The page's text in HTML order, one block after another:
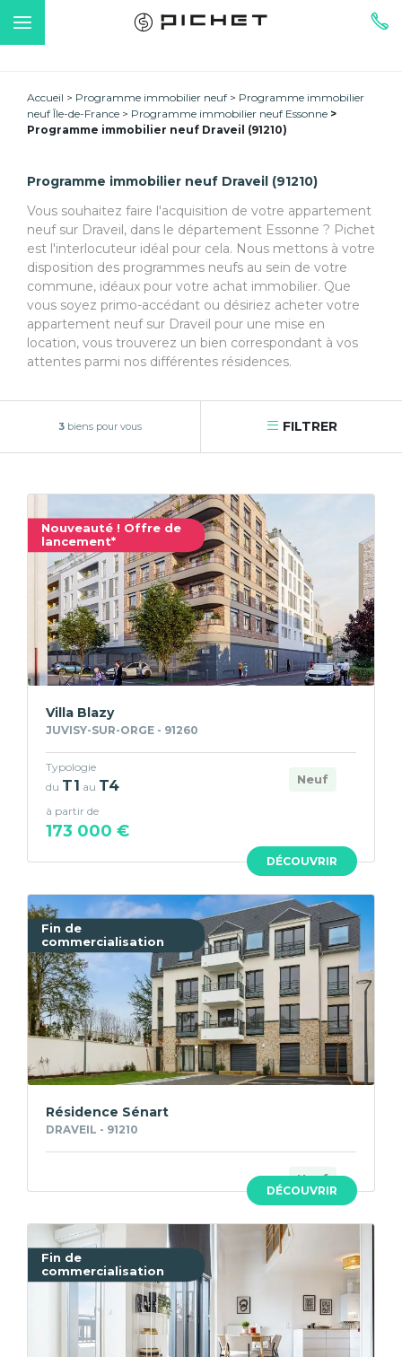
Accueil Programme immobilier neuf
Programme immobilier
neuf Île-de-France
Programme immobilier neuf Essonne
Programme immobilier neuf Draveil (91210)
Programme immobilier neuf Draveil (91210)
Vous souhaitez faire l'acquisition de votre appartement
neuf sur Draveil, dans le département Essonne ? Pichet
est l'interlocuteur idéal pour cela. Nous mettons à votre
disposition des programmes neufs au sein de votre
commune, idéaux pour votre achat immobilier. Que
vous soyez primo-accédant ou désiriez acheter votre
appartement neuf sur Draveil pour une mise en
location, vous trouverez un bien correspondant à vos
attentes parmi nos différentes résidences.
3 biens pour vous FILTRER
Nouveauté ! Offre de
lancement*
DÉCOUVRIR
Villa Blazy
JUVISY-SUR-ORGE - 91260
Neuf
Typologie
du T1 au T4
à partir de
173 000 €
Fin de
commercialisation
DÉCOUVRIR
Résidence Sénart
DRAVEIL - 91210
Neuf
Fin de
commercialisation